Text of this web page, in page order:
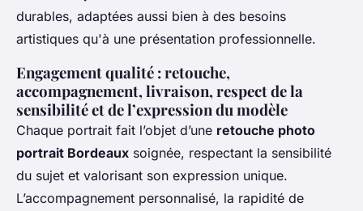
durables, adaptées aussi bien à des besoins
artistiques qu'à une présentation professionnelle.
Engagement qualité : retouche,
accompagnement, livraison, respect de la
sensibilité et de l’expression du modèle
Chaque portrait fait l’objet d’une retouche photo
portrait Bordeaux soignée, respectant la sensibilité
du sujet et valorisant son expression unique.
L’accompagnement personnalisé, la rapidité de